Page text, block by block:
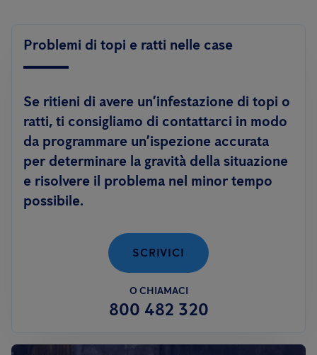
Problemi di topi e ratti nelle case
Se ritieni di avere un’infestazione di topi o
ratti, ti consigliamo di contattarci in modo
da programmare un’ispezione accurata
per determinare la gravità della situazione
e risolvere il problema nel minor tempo
possibile.
SCRIVICI
O CHIAMACI
800 482 320